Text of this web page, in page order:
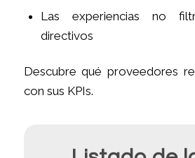
Las experiencias no
directivos
Descubre qué proveedores
con sus KPIs.